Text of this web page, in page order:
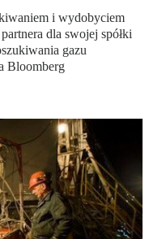
i wydobyciem
dla swojej spółki
gazu
Bloomberg